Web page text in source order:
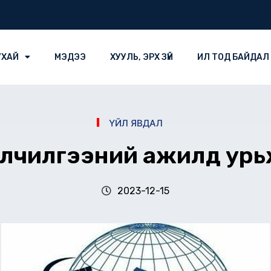
МЭДЭЭ ХУУЛЬ, ЭРХ ЗҮЙ ИЛ ТОД БАЙДАЛ
ҮЙЛ ЯВДАЛ
ажилд
2023-12-15